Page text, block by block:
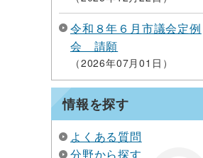
令和８年６月市議会定例
会 請願
2026年07月01日
情報を探す
よくある質問
分野から探す